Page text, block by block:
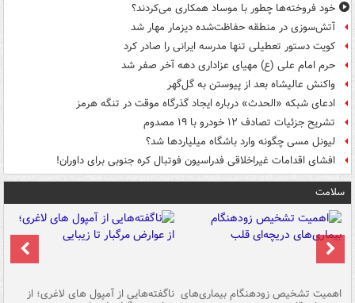
خود فروخته‌ها چطور با موساد همکاری می‌کردند؟
آتش‌سوزی در منطقه حفاظت‌شده دیزمار مهار شد
کویت دستور تعطیلی تنها مدرسه ایرانی را صادر کرد
حرم امام علی (ع) مهیای عزاداری دهه آخر صفر شد
واکنش عالیشاه بعد از پیوستن به گل‌گهر
ادعای شبکه «الحدث» درباره ایجاد گذرگاه موقت در تنگه هرمز
تشریح جزئیات تصادف ۱۲ خودرو با ۱۹ مصدوم
لیونل مسی چگونه وارد باشگاه میلیاردها شد؟
افشای اقدامات غیراخلاقی فدراسیون فوتبال کره جنوبی برای داوران!
سلامت
اهمیت تشخیص زودهنگام بیماری‌های ناگفته‌هایی از آمپول های لاغری؛ از